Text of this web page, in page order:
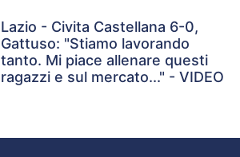
Lazio - Civita Castellana 6-0,
Gattuso: "Stiamo lavorando
tanto. Mi piace allenare questi
ragazzi e sul mercato..." - VIDEO